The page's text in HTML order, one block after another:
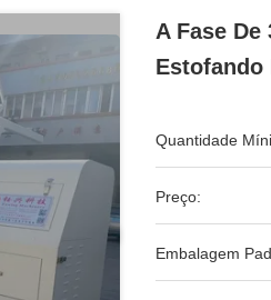
A Fase
Estofando
Quantidade
Preço:
Embalagem